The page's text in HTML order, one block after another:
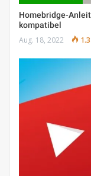
Homebridge-
kompatibel
Aug. 18, 2022